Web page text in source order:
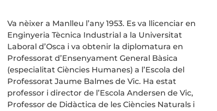
Va nèixer a Manlleu l’any 1953. Es va llicenciar en
Enginyeria Tècnica Industrial a la Universitat
Laboral d’Osca i va obtenir la diplomatura en
Professorat d’Ensenyament General Bàsica
(especialitat Ciències Humanes) a l’Escola del
Professorat Jaume Balmes de Vic. Ha estat
professor i director de l’Escola Andersen de Vic,
Professor de Didàctica de les Ciències Naturals i